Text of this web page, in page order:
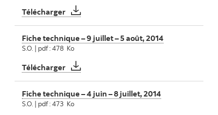
Télécharger Fiche technique – 6 août – 9 septembre,
Fiche technique – 9 juillet – 5 août, 2014
S.O. | pdf : 478 Ko
Télécharger Fiche technique – 9 juillet – 5 août, 2014
Fiche technique – 4 juin – 8 juillet, 2014
S.O. | pdf : 473 Ko